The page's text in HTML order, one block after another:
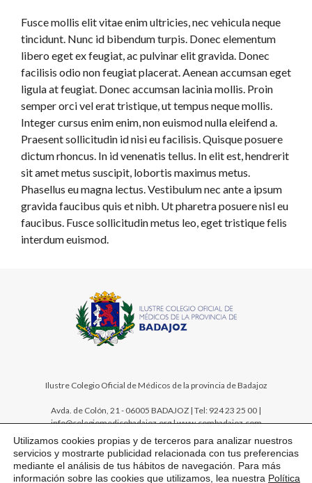
Fusce mollis elit vitae enim ultricies, nec vehicula neque
tincidunt. Nunc id bibendum turpis. Donec elementum
libero eget ex feugiat, ac pulvinar elit gravida. Donec
facilisis odio non feugiat placerat. Aenean accumsan eget
ligula at feugiat. Donec accumsan lacinia mollis. Proin
semper orci vel erat tristique, ut tempus neque mollis.
Integer cursus enim enim, non euismod nulla eleifend a.
Praesent sollicitudin id nisi eu facilisis. Quisque posuere
dictum rhoncus. In id venenatis tellus. In elit est, hendrerit
sit amet metus suscipit, lobortis maximus metus.
Phasellus eu magna lectus. Vestibulum nec ante a ipsum
gravida faucibus quis et nibh. Ut pharetra posuere nisl eu
faucibus. Fusce sollicitudin metus leo, eget tristique felis
interdum euismod.
Ilustre Colegio Oficial de Médicos de la provincia de Badajoz
Avda. de Colón, 21 - 06005 BADAJOZ | Tel: 924 23 25 00 |
info@colegiomedicobadajoz.org | www.combadajoz.com
Utilizamos cookies propias y de terceros para analizar nuestros
servicios y mostrarte publicidad relacionada con tus preferencias
mediante el análisis de tus hábitos de navegación. Para más
información sobre las cookies que utilizamos, lea nuestra Política